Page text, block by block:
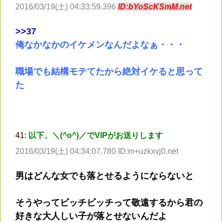
2016/03/19(土) 04:33:59.396 ID:bYoScKSmM.net
>>37
俺なかなかのイケメンなんだよなぁ・・・
職場でも結構モテてたから絶対イケると思って
た
41: 以下、＼(^o^)／でVIPがお送りします
2016/03/19(土) 04:34:07.780 ID:m+uzkxvj0.net
男はどんな女でも落とせるようにならないと
そうやってビッチビッチって敬遠するから君の
好きな大人しい子が落とせないんだよ